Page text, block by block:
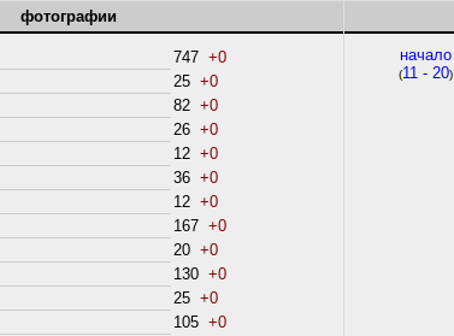
фотографии
747 +0
25 +0
82 +0
26 +0
12 +0
36 +0
12 +0
167 +0
20 +0
130 +0
25 +0
105 +0
начало
(11 - 20)